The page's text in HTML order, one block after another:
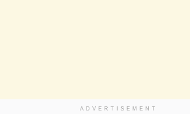
ADVERTISEMENT